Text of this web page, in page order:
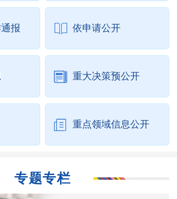
报 依申请公开
重大决策预公开
重点领域信息公开
专题专栏